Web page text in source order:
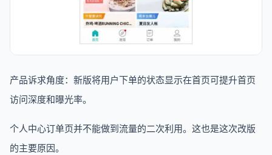
产品诉求角度：新版将用户下单的状态显示在首页可提升首页
访问深度和曝光率。
个人中心订单页并不能做到流量的二次利用。这也是这次改版
的主要原因。